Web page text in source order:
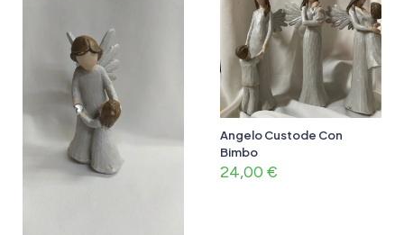
Angelo Custode Con
Bimbo
24,00 €